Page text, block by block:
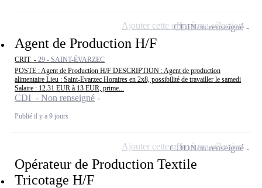
Agent de Production H/F
CRIT - 29 - SAINT-ÉVARZEC
POSTE : Agent de Production H/F DESCRIPTION : Agent de production
alimentaire Lieu : Saint-Evarzec Horaires en 2x8, possibilité de travailler le samedi
Salaire : 12.31 EUR à 13 EUR, prime...
CDI - Non renseigné
Publié il y a 9 jours
CDINon renseigné
Ajouter cette offre à ma sélection
Opérateur de Production Textile
Tricotage H/F
CDDNon renseigné
Ajouter cette offre à ma sélection